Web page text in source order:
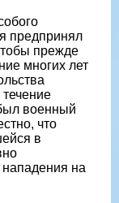
предпринял
прежде
многих лет
военный
что
в
на